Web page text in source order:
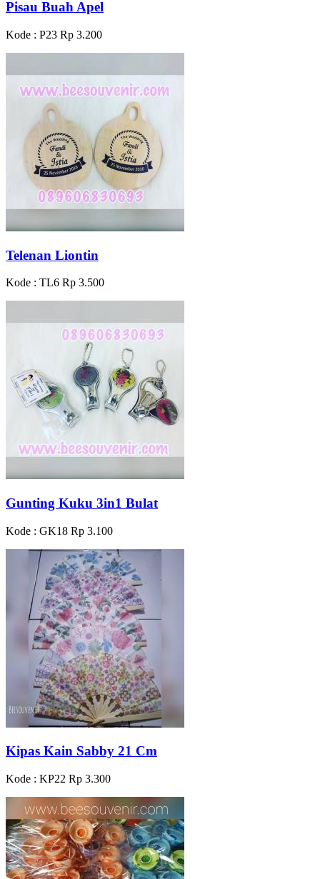
Pisau Buah Apel
Kode : P23 Rp 3.200
Telenan Liontin
Kode : TL6 Rp 3.500
Gunting Kuku 3in1 Bulat
Kode : GK18 Rp 3.100
Kipas Kain Sabby 21 Cm
Kode : KP22 Rp 3.300